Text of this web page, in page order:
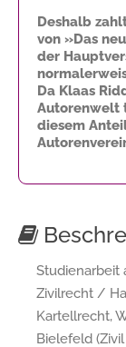
Deshalb
von »Das
der
Da Klaas
Autorenwelt
diesem
Studienarbeit
Zivilrecht /
Kartellrecht,
Bielefeld